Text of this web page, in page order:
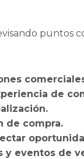
puntos
de
de compra.
y eventos de